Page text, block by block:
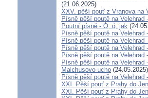
(21.06.2025)
XXV. pěší pouť z Vranova na
Písně pěší poutě na Velehrad
Poutní písně - Ó, ó, jak
Písně pěší poutě na
Písně pěší poutě na Velehrad
Písně pěší poutě na Velehrad
Písně pěší poutě na
Písně pěší poutě na
Malchusovo ucho (24.05.2025)
Písně pěší poutě na Velehrad
XXI. Pěší pouť z Prahy do
XXI. Pěší pouť z Prahy do